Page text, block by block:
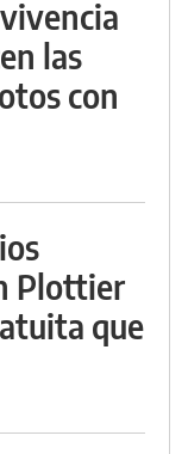
las
con
Plottier
que